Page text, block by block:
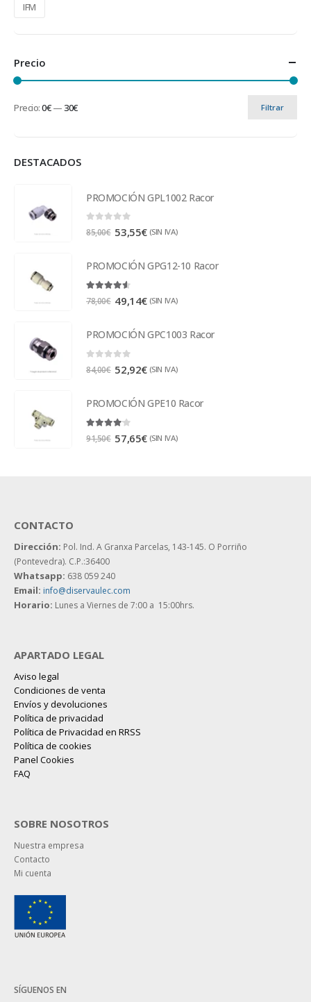
IFM
Precio
Filtrar
Precio:0€—30€
DESTACADOS
PROMOCIÓN GPL1002 Racor
0 out of 5
85,00€ 53,55€ (SIN IVA)
PROMOCIÓN GPG12-10 Racor
4.50out of 5
78,00€ 49,14€ (SIN IVA)
PROMOCIÓN GPC1003 Racor
84,00€ 52,92€ (SIN IVA)
PROMOCIÓN GPE10 Racor
91,50€ 57,65€ (SIN IVA)
CONTACTO
Dirección: Pol. Ind. A Granxa Parcelas, 143-145. O Porriño
(Pontevedra). C.P.:36400
Whatsapp: 638 059 240
Email: info@diservaulec.com
Horario: Lunes a Viernes de 7:00 a 15:00hrs.
APARTADO LEGAL
Aviso legal
Condiciones de venta
Envíos y devoluciones
Política de privacidad
Política de Privacidad en RRSS
Política de cookies
Panel Cookies
FAQ
SOBRE NOSOTROS
Nuestra empresa
Contacto
Mi cuenta
SÍGUENOS EN